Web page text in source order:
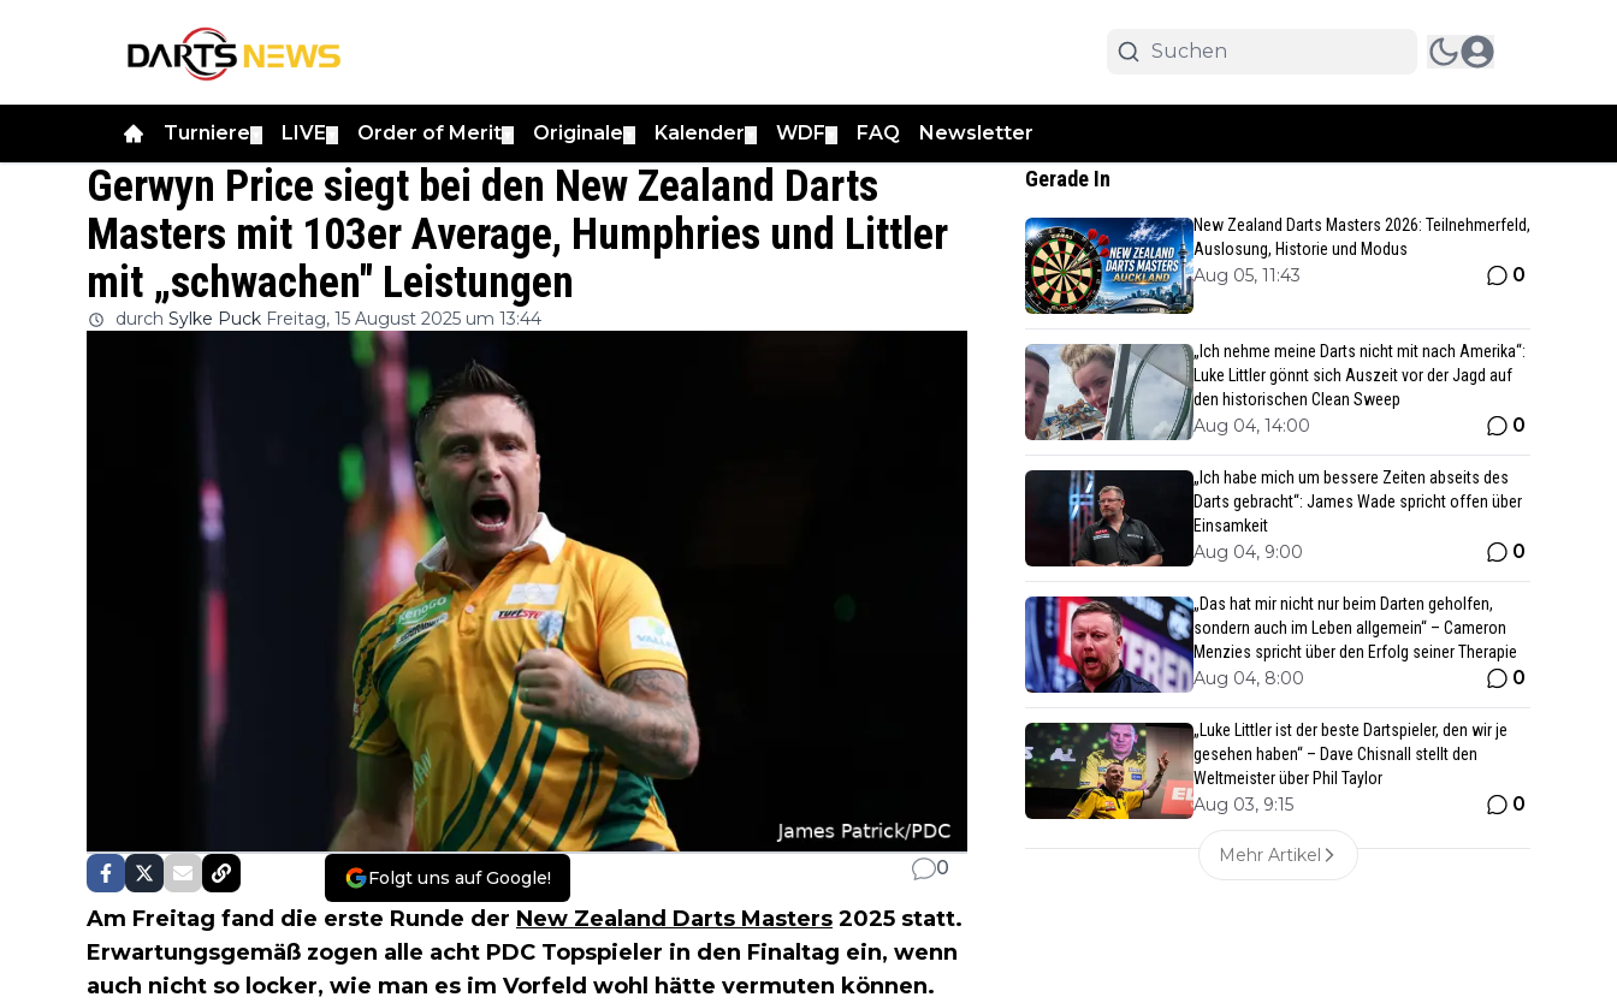
Turniere LIVE Order of Merit Originale Kalender WDF FAQ Newsletter
Gerwyn Price siegt bei den New Zealand Darts
Masters mit 103er Average, Humphries und Littler
mit „schwachen" Leistungen
durch Sylke Puck Freitag, 15 August 2025 um 13:44
Folgt uns auf Google! 0
Am Freitag fand die erste Runde der New Zealand Darts Masters 2025 statt.
Erwartungsgemäß zogen alle acht PDC Topspieler in den Finaltag ein, wenn
auch nicht so locker, wie man es im Vorfeld wohl hätte vermuten können.
Gerade In
New Zealand Darts Masters 2026: Teilnehmerfeld,
Auslosung, Historie und Modus
Aug 05, 11:43 0
„Ich nehme meine Darts nicht mit nach Amerika“:
Luke Littler gönnt sich Auszeit vor der Jagd auf
den historischen Clean Sweep
Aug 04, 14:00 0
„Ich habe mich um bessere Zeiten abseits des
Darts gebracht“: James Wade spricht offen über
Einsamkeit
Aug 04, 9:00 0
„Das hat mir nicht nur beim Darten geholfen,
sondern auch im Leben allgemein“ – Cameron
Menzies spricht über den Erfolg seiner Therapie
Aug 04, 8:00 0
„Luke Littler ist der beste Dartspieler, den wir je
gesehen haben“ – Dave Chisnall stellt den
Weltmeister über Phil Taylor
Aug 03, 9:15 0
Mehr Artikel